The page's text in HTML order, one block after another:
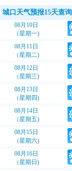
城口天气预报15天查询
08月10日
（星期一)
08月11日
（星期二)
08月12日
（星期三)
08月13日
（星期四)
08月14日
（星期五)
08月15日
（星期六)
08月16日
（星期日)